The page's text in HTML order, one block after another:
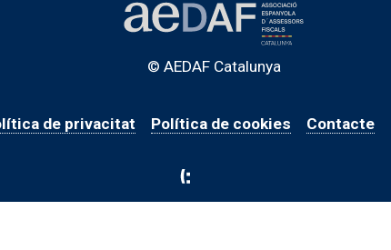
© AEDAF Catalunya
de privacitat Política de cookies Contacte